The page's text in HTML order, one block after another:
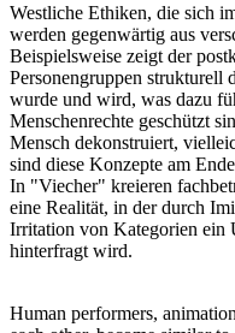
Westliche Ethiken, die sich
werden gegenwärtig aus
Beispielsweise zeigt der
Personengruppen strukturell
wurde und wird, was dazu
Menschenrechte geschützt
Mensch dekonstruiert,
sind diese Konzepte am
In "Viecher" kreieren
eine Realität, in der durch
Irritation von Kategorien ein
hinterfragt wird.
Human performers,